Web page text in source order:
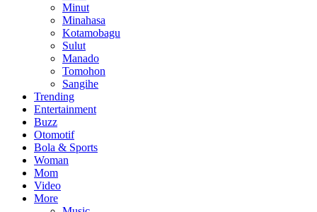
Minut
Minahasa
Kotamobagu
Sulut
Manado
Tomohon
Sangihe
Trending
Entertainment
Buzz
Otomotif
Bola & Sports
Woman
Mom
Video
More